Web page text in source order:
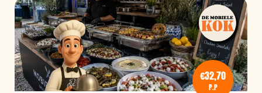
€32,70
P.P